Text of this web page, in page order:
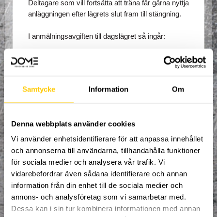
Samtycke Information Om
Denna webbplats använder cookies
Vi använder enhetsidentifierare för att anpassa innehållet
och annonserna till användarna, tillhandahålla funktioner
för sociala medier och analysera vår trafik. Vi
vidarebefordrar även sådana identifierare och annan
information från din enhet till de sociala medier och
annons- och analysföretag som vi samarbetar med.
Dessa kan i sin tur kombinera informationen med annan
Deltagare som vill fortsätta att träna får gärna nyttja
anläggningen efter lägrets slut fram till stängning.
I anmälningsavgiften till dagslägret så ingår:
Hyra av redskap.
Saker att ta med sig:
Inneskor
Hårsnodd (om man har långt hår)
Mobiltelefon
Dome summercamp övernattningsläger pågår